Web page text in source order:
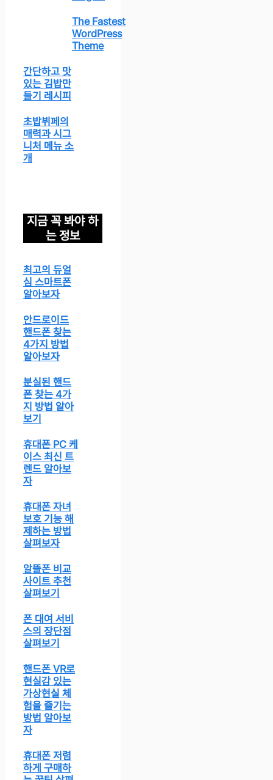
The Fastest
WordPress
Theme
간단하고 맛
있는 김밥만
들기 레시피
초밥뷔페의
매력과 시그
니처 메뉴 소
개
지금 꼭 봐야 하
는 정보
최고의 듀얼
심 스마트폰
알아보자
안드로이드
핸드폰 찾는
4가지 방법
알아보자
분실된 핸드
폰 찾는 4가
지 방법 알아
보기
휴대폰 PC 케
이스 최신 트
렌드 알아보
자
휴대폰 자녀
보호 기능 해
제하는 방법
살펴보자
알뜰폰 비교
사이트 추천
살펴보기
폰 대여 서비
스의 장단점
살펴보기
핸드폰 VR로
현실감 있는
가상현실 체
험을 즐기는
방법 알아보
자
휴대폰 저렴
하게 구매하